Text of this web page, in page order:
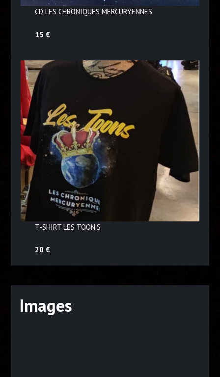
CD LES CHRONIQUES MERCURYENNES
15 €
T-SHIRT LES TOON'S
20 €
Images